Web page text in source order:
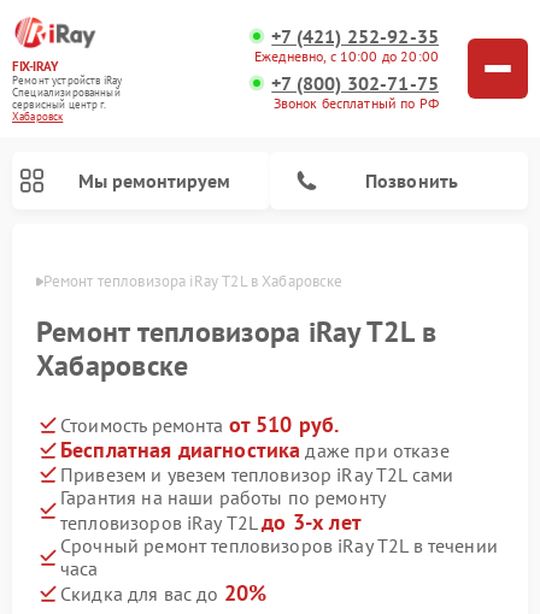
FIX-IRAY
Ремонт устройств iRay
Специализированный
cервисный центр г.
Хабаровск
+7 (421) 252-92-35
Ежедневно, с 10:00 до 20:00
+7 (800) 302-71-75
Звонок бесплатный по РФ
Мы ремонтируем Позвонить
Ремонт тепловизора iRay T2L в Хабаровске
Ремонт тепловизора iRay T2L в
Хабаровске
Стоимость ремонта от 510 руб.
Бесплатная диагностика даже при отказе
Привезем и увезем тепловизор iRay T2L сами
Гарантия на наши работы по ремонту
тепловизоров iRay T2Lдо 3-х лет
Срочный ремонт тепловизоров iRay T2L в течении
часа
Скидка для вас до 20%